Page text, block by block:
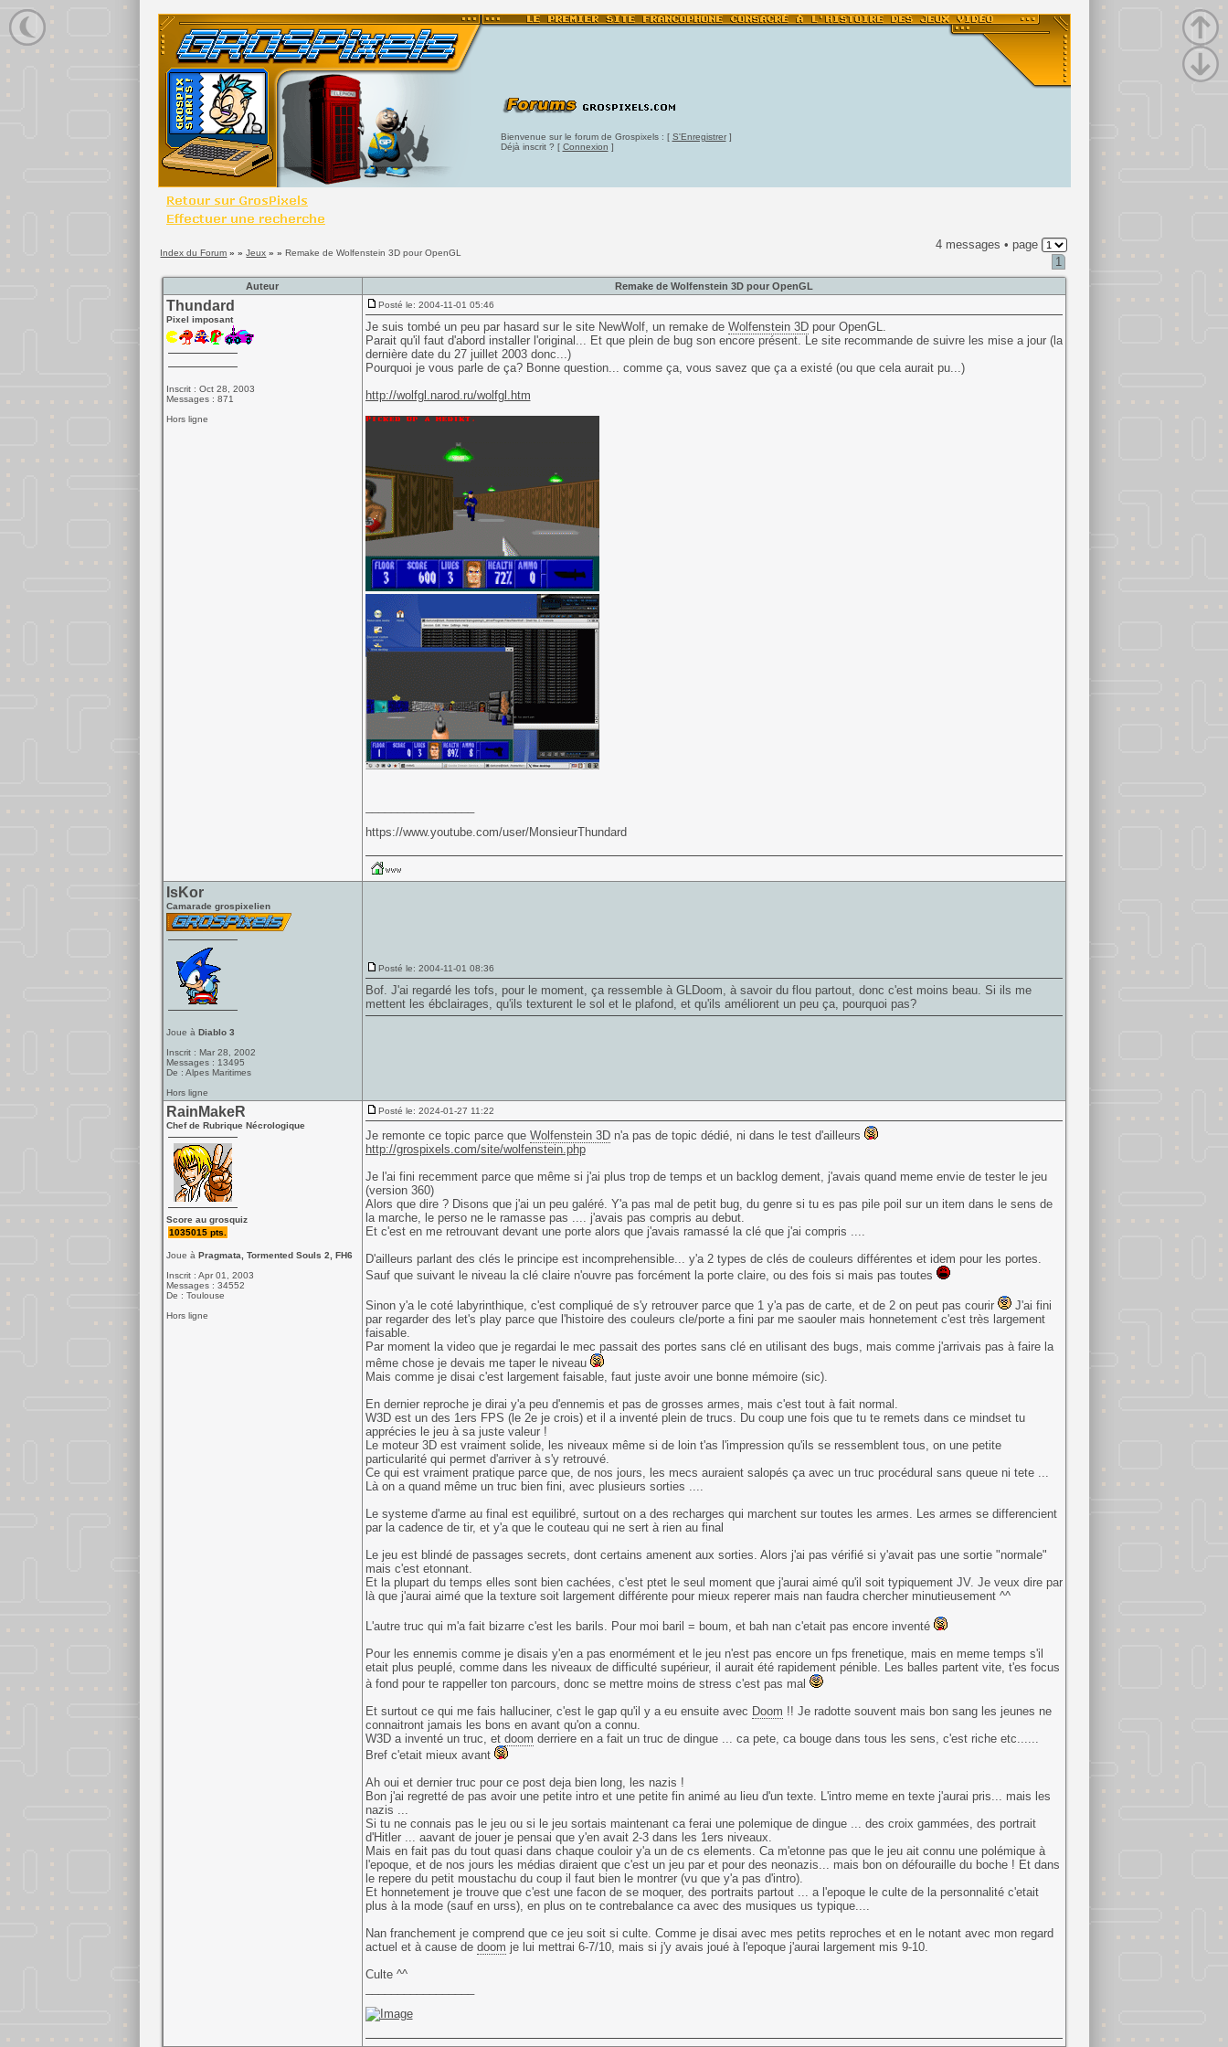
Bienvenue sur le forum de Grospixels : [ S'Enregistrer]
Déjà inscrit ? [ Connexion ]
Index du Forum » »Jeux » »Remake de Wolfenstein 3D pour OpenGL
4 messages • page
1
Auteur Remake de Wolfenstein 3D pour OpenGL
Thundard
Pixel imposant
Inscrit : Oct 28, 2003
Messages : 871
Hors ligne
Posté le: 2004-11-01 05:46
Je suis tombé un peu par hasard sur le site NewWolf, un remake de Wolfenstein 3Dpour OpenGL.
Parait qu'il faut d'abord installer l'original... Et que plein de bug son encore présent. Le site recommande de suivre les mise a jour (la
dernière date du 27 juillet 2003 donc...)
Pourquoi je vous parle de ça? Bonne question... comme ça, vous savez que ça a existé (ou que cela aurait pu...)
http://wolfgl.narod.ru/wolfgl.htm
https://www.youtube.com/user/MonsieurThundard
IsKor
Camarade grospixelien
Joue à Diablo 3
Inscrit : Mar 28, 2002
Messages : 13495
De : Alpes Maritimes
Hors ligne
Posté le: 2004-11-01 08:36
Bof. J'ai regardé les tofs, pour le moment, ça ressemble à GLDoom, à savoir du flou partout, donc c'est moins beau. Si ils me
mettent les ébclairages, qu'ils texturent le sol et le plafond, et qu'ils améliorent un peu ça, pourquoi pas?
RainMakeR
Chef de Rubrique Nécrologique
Score au grosquiz
1035015 pts.
Joue à Pragmata, Tormented Souls 2, FH6
Inscrit : Apr 01, 2003
Messages : 34552
De : Toulouse
Hors ligne
Posté le: 2024-01-27 11:22
Je remonte ce topic parce que Wolfenstein 3Dn'a pas de topic dédié, ni dans le test d'ailleurs
http://grospixels.com/site/wolfenstein.php
Je l'ai fini recemment parce que même si j'ai plus trop de temps et un backlog dement, j'avais quand meme envie de tester le jeu
(version 360)
Alors que dire ? Disons que j'ai un peu galéré. Y'a pas mal de petit bug, du genre si tu es pas pile poil sur un item dans le sens de
la marche, le perso ne le ramasse pas .... j'avais pas compris au debut.
Et c'est en me retrouvant devant une porte alors que j'avais ramassé la clé que j'ai compris ....
D'ailleurs parlant des clés le principe est incomprehensible... y'a 2 types de clés de couleurs différentes et idem pour les portes.
Sauf que suivant le niveau la clé claire n'ouvre pas forcément la porte claire, ou des fois si mais pas toutes
Sinon y'a le coté labyrinthique, c'est compliqué de s'y retrouver parce que 1 y'a pas de carte, et de 2 on peut pas courir
J'ai fini
par regarder des let's play parce que l'histoire des couleurs cle/porte a fini par me saouler mais honnetement c'est très largement
faisable.
Par moment la video que je regardai le mec passait des portes sans clé en utilisant des bugs, mais comme j'arrivais pas à faire la
même chose je devais me taper le niveau
Mais comme je disai c'est largement faisable, faut juste avoir une bonne mémoire (sic).
En dernier reproche je dirai y'a peu d'ennemis et pas de grosses armes, mais c'est tout à fait normal.
W3D est un des 1ers FPS (le 2e je crois) et il a inventé plein de trucs. Du coup une fois que tu te remets dans ce mindset tu
apprécies le jeu à sa juste valeur !
Le moteur 3D est vraiment solide, les niveaux même si de loin t'as l'impression qu'ils se ressemblent tous, on une petite
particularité qui permet d'arriver à s'y retrouvé.
Ce qui est vraiment pratique parce que, de nos jours, les mecs auraient salopés ça avec un truc procédural sans queue ni tete ...
Là on a quand même un truc bien fini, avec plusieurs sorties ....
Le systeme d'arme au final est equilibré, surtout on a des recharges qui marchent sur toutes les armes. Les armes se differencient
par la cadence de tir, et y'a que le couteau qui ne sert à rien au final
Le jeu est blindé de passages secrets, dont certains amenent aux sorties. Alors j'ai pas vérifié si y'avait pas une sortie "normale"
mais c'est etonnant.
Et la plupart du temps elles sont bien cachées, c'est ptet le seul moment que j'aurai aimé qu'il soit typiquement JV. Je veux dire par
là que j'aurai aimé que la texture soit largement différente pour mieux reperer mais nan faudra chercher minutieusement ^^
L'autre truc qui m'a fait bizarre c'est les barils. Pour moi baril = boum, et bah nan c'etait pas encore inventé
Pour les ennemis comme je disais y'en a pas enormément et le jeu n'est pas encore un fps frenetique, mais en meme temps s'il
etait plus peuplé, comme dans les niveaux de difficulté supérieur, il aurait été rapidement pénible. Les balles partent vite, t'es focus
à fond pour te rappeller ton parcours, donc se mettre moins de stress c'est pas mal
Et surtout ce qui me fais halluciner, c'est le gap qu'il y a eu ensuite avec Doom !! Je radotte souvent mais bon sang les jeunes ne
connaitront jamais les bons en avant qu'on a connu.
W3D a inventé un truc, et doom derriere en a fait un truc de dingue ... ca pete, ca bouge dans tous les sens, c'est riche etc......
Bref c'etait mieux avant
Ah oui et dernier truc pour ce post deja bien long, les nazis !
Bon j'ai regretté de pas avoir une petite intro et une petite fin animé au lieu d'un texte. L'intro meme en texte j'aurai pris... mais les
nazis ...
Si tu ne connais pas le jeu ou si le jeu sortais maintenant ca ferai une polemique de dingue ... des croix gammées, des portrait
d'Hitler ... aavant de jouer je pensai que y'en avait 2-3 dans les 1ers niveaux.
Mais en fait pas du tout quasi dans chaque couloir y'a un de cs elements. Ca m'etonne pas que le jeu ait connu une polémique à
l'epoque, et de nos jours les médias diraient que c'est un jeu par et pour des neonazis... mais bon on défouraille du boche ! Et dans
le repere du petit moustachu du coup il faut bien le montrer (vu que y'a pas d'intro).
Et honnetement je trouve que c'est une facon de se moquer, des portraits partout ... a l'epoque le culte de la personnalité c'etait
plus à la mode (sauf en urss), en plus on te contrebalance ca avec des musiques us typique....
Nan franchement je comprend que ce jeu soit si culte. Comme je disai avec mes petits reproches et en le notant avec mon regard
actuel et à cause de doom je lui mettrai 6-7/10, mais si j'y avais joué à l'epoque j'aurai largement mis 9-10.
Culte ^^